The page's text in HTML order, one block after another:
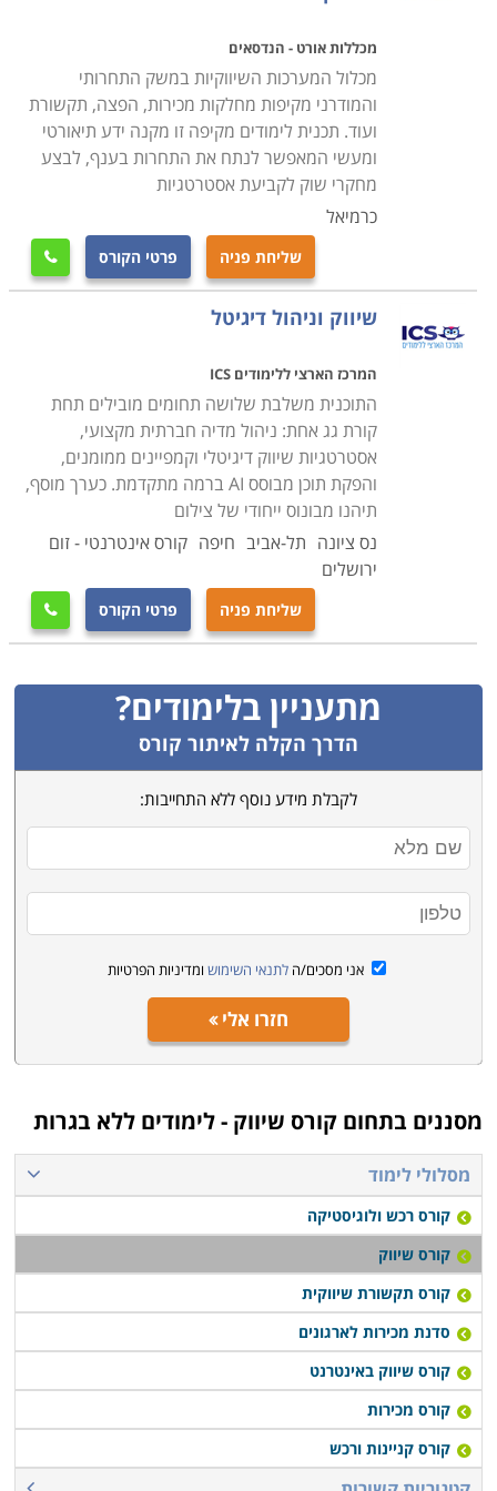
הקורס מיועד למנהלי שיווק בתוך חברות גדולות, לעובדים
בתחום התקשורת השיווקית, לעובדים במשרדי פרסום, או
לבעלי עסקים קטנים ובינוניים המעוניינים לקבל כלים
ישומיים איך לשמר ולהרחיב את הקיים. ישנם מקומות
שדורשים 12 שנות לימוד וועדת קבלה, ישנם מוסדות להם
אין דרישות כלל. יש לבדוק מול המוסד הספציפי בו אתם
מעוניינים לעבור את הקורס. היקף הקורס גם הוא משתנה
ממקום למקום. יכול להמשך בין מספר חודשים לשנה. בבית
הספר תפנית של האוניברסיטה הפתוחה לדוגמה מדובר על
אפשרויות תעסוקה
הקורס מאפשר להשתלב בתחום השיווק והמכירות או פותח
דלתות להתקדמות בתחום למי שכבר התחיל דרכו בתחום
זה. ניתן לעהבוד במחלקת שיווק בחברות שונות או לפתוח
את העסק שחלמתם עליו אך לא היו לכם שי כלים לעשות
זאת. קורס שיווק מוצע במוסדות לימוד שונים, ביניהם לימודי
תל אביב, ירושלים, אשקלון ועוד.
מכללות אורט - הנדסאים
מכלול המערכות השיווקיות במשק התחרותי
והמודרני מקיפות מחלקות מכירות, הפצה, תקשורת
ועוד. תכנית לימודים מקיפה זו מקנה ידע תיאורטי
ומעשי המאפשר לנתח את התחרות בענף, לבצע
מחקרי שוק לקביעת אסטרטגיות
כרמיאל
שליחת פניה פרטי הקורס 
שיווק וניהול דיגיטל
המרכז הארצי ללימודים ICS
התוכנית משלבת שלושה תחומים מובילים תחת
קורת גג אחת: ניהול מדיה חברתית מקצועי,
אסטרטגיות שיווק דיגיטלי וקמפיינים ממומנים,
והפקת תוכן מבוסס AI ברמה מתקדמת. כערך מוסף,
תיהנו מבונוס ייחודי של צילום
נס ציונה תל-אביב חיפה קורס אינטרנטי - זום
ירושלים
שליחת פניה פרטי הקורס 
מתעניין בלימודים?
הדרך הקלה לאיתור קורס
לקבלת מידע נוסף ללא התחייבות:
אני מסכים/ה לתנאי השימוש ומדיניות הפרטיות
חזרו אלי
מסננים בתחום קורס שיווק - לימודים ללא בגרות
מסלולי לימוד
קורס רכש ולוגיסטיקה
קורס שיווק
קורס תקשורת שיווקית
סדנת מכירות לארגונים
קורס שיווק באינטרנט
קורס מכירות
קורס קניינות ורכש